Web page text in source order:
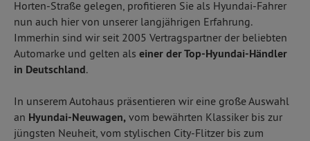
0 21 52/91 23-34
E-Mail senden
Horten-Straße gelegen, profitieren Sie als Hyundai-Fahrer
nun auch hier von unserer langjährigen Erfahrung.
Immerhin sind wir seit 2005 Vertragspartner der beliebten
Automarke und gelten als einer der Top-Hyundai-Händler
in Deutschland.
In unserem Autohaus präsentieren wir eine große Auswahl
an Hyundai-Neuwagen, vom bewährten Klassiker bis zur
jüngsten Neuheit, vom stylischen City-Flitzer bis zum